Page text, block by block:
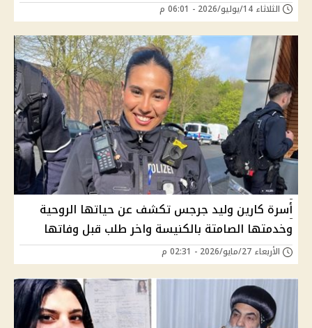
الثلاثاء 14/يوليو/2026 - 06:01 م
أسرة كارين وليد جرجس تكشف عن حياتها الروحية
وخدمتها الصامتة بالكنيسة واخر طلب قبل وفاتها
الأربعاء 27/مايو/2026 - 02:31 م